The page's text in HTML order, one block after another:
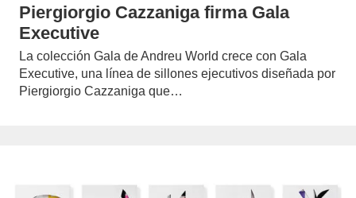
Piergiorgio Cazzaniga firma Gala
Executive
La colección Gala de Andreu World crece con Gala
Executive, una línea de sillones ejecutivos diseñada por
Piergiorgio Cazzaniga que…